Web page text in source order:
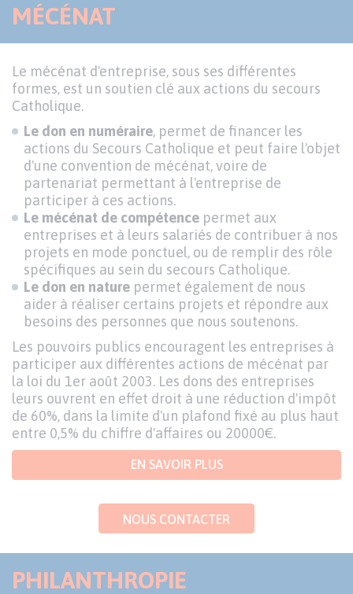
MÉCÉNAT
Le mécénat d'entreprise, sous ses différentes
formes, est un soutien clé aux actions du secours
Catholique.
Le don en numéraire, permet de financer les
actions du Secours Catholique et peut faire l'objet
d'une convention de mécénat, voire de
partenariat permettant à l'entreprise de
participer à ces actions.
Le mécénat de compétence permet aux
entreprises et à leurs salariés de contribuer à nos
projets en mode ponctuel, ou de remplir des rôle
spécifiques au sein du secours Catholique.
Le don en nature permet également de nous
aider à réaliser certains projets et répondre aux
besoins des personnes que nous soutenons.
Les pouvoirs publics encouragent les entreprises à
participer aux différentes actions de mécénat par
la loi du 1er août 2003. Les dons des entreprises
leurs ouvrent en effet droit à une réduction d'impôt
de 60%, dans la limite d'un plafond fixé au plus haut
entre 0,5% du chiffre d'affaires ou 20000€.
EN SAVOIR PLUS
NOUS CONTACTER
PHILANTHROPIE